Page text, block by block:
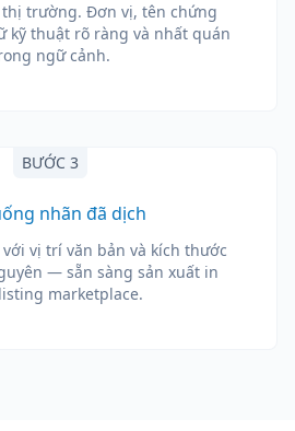
trường. Đơn vị, tên chứng
kỹ thuật rõ ràng và nhất quán
ngữ cảnh.
BƯỚC 3
nhãn đã dịch
vị trí văn bản và kích thước
— sẵn sàng sản xuất in
marketplace.